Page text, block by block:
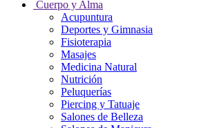
Cuerpo y Alma
Acupuntura
Deportes y Gimnasia
Fisioterapia
Masajes
Medicina Natural
Nutrición
Peluquerías
Piercing y Tatuaje
Salones de Belleza